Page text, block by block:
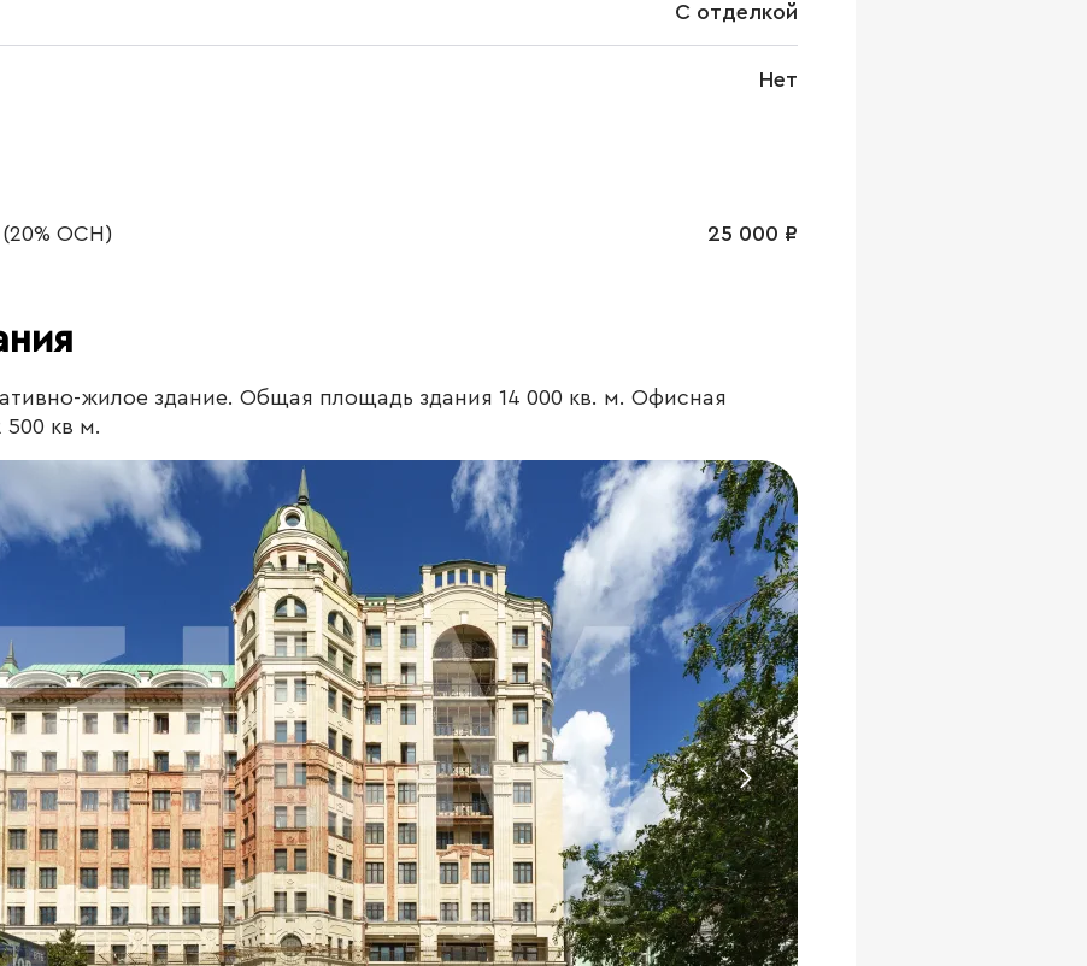
С отделкой
Нет
(20% ОСН) 25 000 ₽
жилое здание. Общая площадь здания 14 000 кв. м. Офисная
500 кв м.